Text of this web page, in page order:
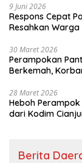
9 Juni 2026
Respons Cepat
Resahkan
30 Maret 2026
Perampokan
Berkemah,
28 Maret 2026
Heboh
dari Kodim
Berita